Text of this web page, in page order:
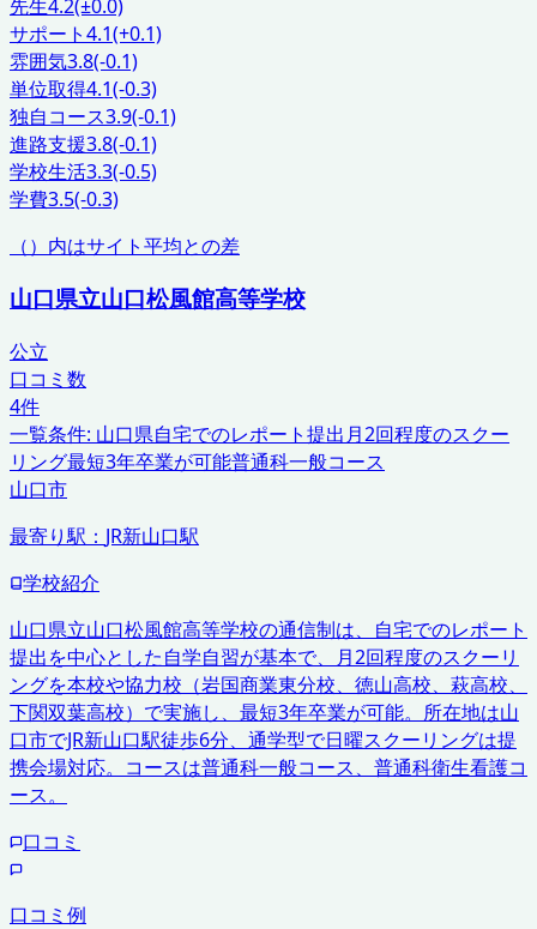
先生4.2(±0.0)
サポート4.1(+0.1)
雰囲気3.8(-0.1)
単位取得4.1(-0.3)
独自コース3.9(-0.1)
進路支援3.8(-0.1)
学校生活3.3(-0.5)
学費3.5(-0.3)
（）内はサイト平均との差
山口県立山口松風館高等学校
公立
口コミ数
4件
一覧条件: 山口県自宅でのレポート提出月2回程度のスクー
リング最短3年卒業が可能普通科一般コース
山口市
最寄り駅： JR新山口駅
学校紹介
山口県立山口松風館高等学校の通信制は、自宅でのレポート
提出を中心とした自学自習が基本で、月2回程度のスクーリ
ングを本校や協力校（岩国商業東分校、徳山高校、萩高校、
下関双葉高校）で実施し、最短3年卒業が可能。所在地は山
口市でJR新山口駅徒歩6分、通学型で日曜スクーリングは提
携会場対応。コースは普通科一般コース、普通科衛生看護コ
ース。
口コミ
口コミ例